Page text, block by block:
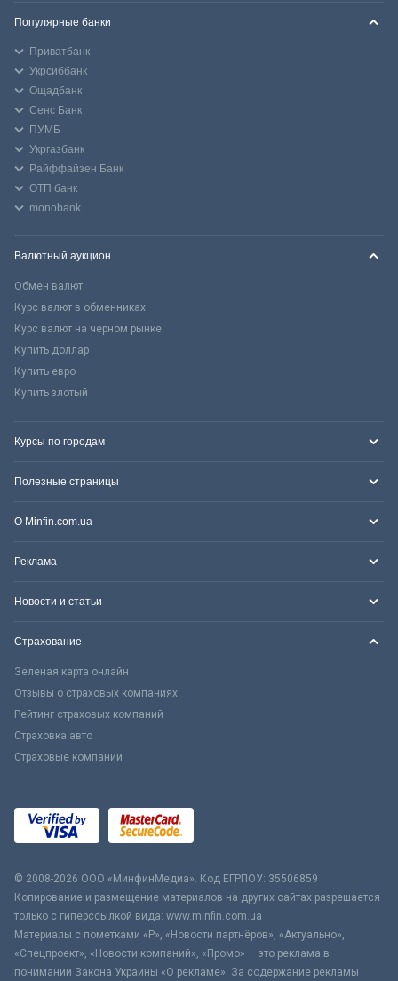
Популярные банки
Приватбанк
Укрсиббанк
Ощадбанк
Сенс Банк
ПУМБ
Укргазбанк
Райффайзен Банк
ОТП банк
monobank
Валютный аукцион
Обмен валют
Курс валют в обменниках
Курс валют на черном рынке
Купить доллар
Купить евро
Купить злотый
Курсы по городам
Полезные страницы
О Minfin.com.ua
Реклама
Новости и статьи
Страхование
Зеленая карта онлайн
Отзывы о страховых компаниях
Рейтинг страховых компаний
Страховка авто
Страховые компании
© 2008-2026 ООО «МинфинМедиа». Код ЕГРПОУ: 35506859
Копирование и размещение материалов на других сайтах разрешается
только с гиперссылкой вида: www.minfin.com.ua
Материалы с пометками «Р», «Новости партнёров», «Актуально»,
«Спецпроект», «Новости компаний», «Промо» – это реклама в
понимании Закона Украины «О рекламе». За содержание рекламы